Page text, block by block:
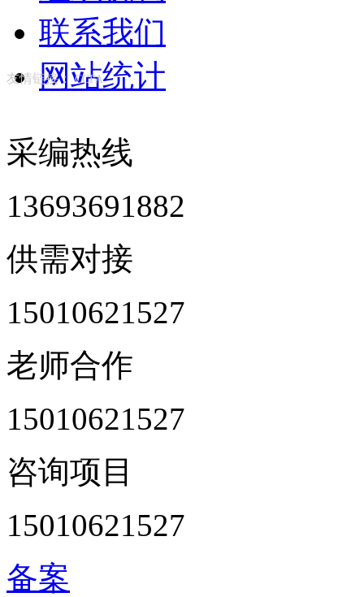
联系我们
网站统计
友情链接： CCFA
采编热线
13693691882
供需对接
15010621527
老师合作
15010621527
咨询项目
15010621527
备案